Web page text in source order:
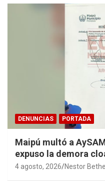
DENUNCIAS PORTADA
Maipú multó a
expuso la demora
4 agosto, 2026 Nestor